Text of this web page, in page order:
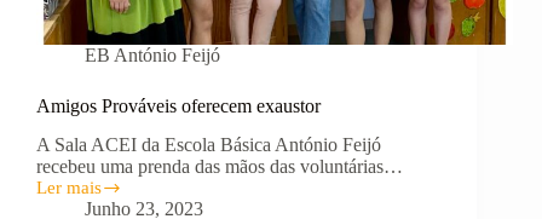
EB António Feijó
Amigos Prováveis oferecem exaustor
A Sala ACEI da Escola Básica António Feijó
recebeu uma prenda das mãos das voluntárias…
Ler mais
Amigos
Junho 23, 2023